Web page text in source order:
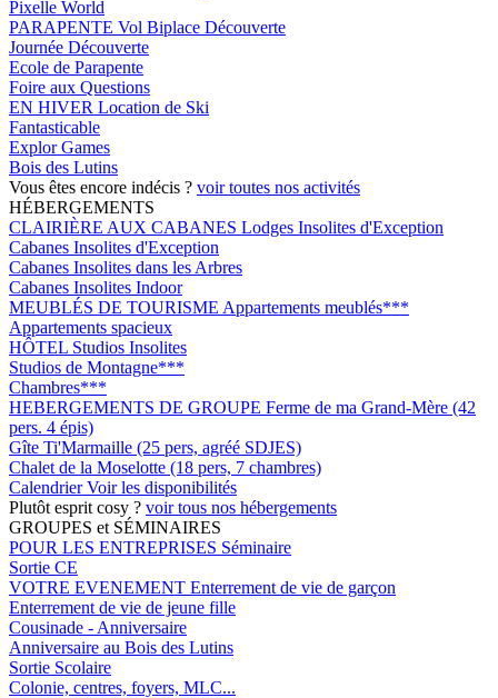
Pixelle World
PARAPENTE Vol Biplace Découverte
Journée Découverte
Ecole de Parapente
Foire aux Questions
EN HIVER Location de Ski
Fantasticable
Explor Games
Bois des Lutins
Vous êtes encore indécis ? voir toutes nos activités
HÉBERGEMENTS
CLAIRIÈRE AUX CABANES Lodges Insolites d'Exception
Cabanes Insolites d'Exception
Cabanes Insolites dans les Arbres
Cabanes Insolites Indoor
MEUBLÉS DE TOURISME Appartements meublés***
Appartements spacieux
HÔTEL Studios Insolites
Studios de Montagne***
Chambres***
HEBERGEMENTS DE GROUPE Ferme de ma Grand-Mère (42
pers. 4 épis)
Gîte Ti'Marmaille (25 pers, agréé SDJES)
Chalet de la Moselotte (18 pers, 7 chambres)
CalendrierVoir les disponibilités
Plutôt esprit cosy ? voir tous nos hébergements
GROUPES et SÉMINAIRES
POUR LES ENTREPRISES Séminaire
Sortie CE
VOTRE EVENEMENT Enterrement de vie de garçon
Enterrement de vie de jeune fille
Cousinade - Anniversaire
Anniversaire au Bois des Lutins
Sortie Scolaire
Colonie, centres, foyers, MLC...